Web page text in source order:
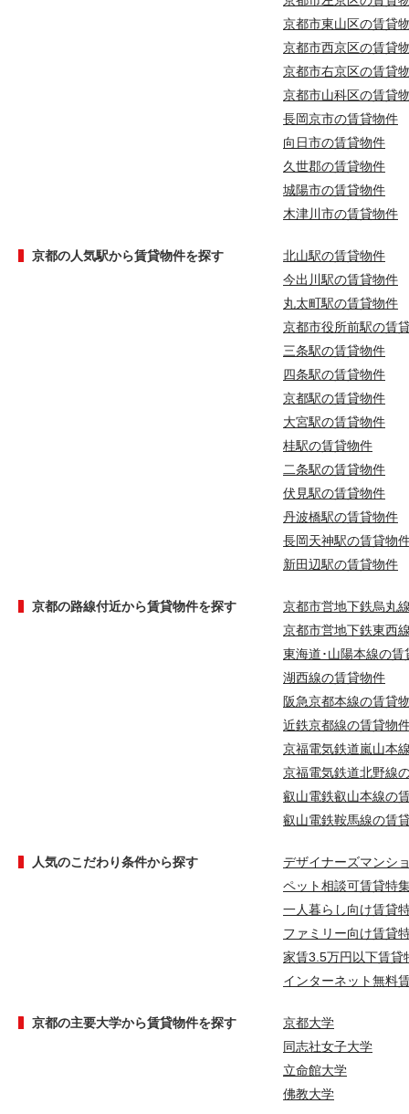
京都市東山区の賃貸
京都市西京区の賃貸
京都市右京区の賃貸
京都市山科区の賃貸
長岡京市の賃貸物件
向日市の賃貸物件
久世郡の賃貸物件
城陽市の賃貸物件
木津川市の賃貸物件
京都の人気駅から賃貸物件を探す
北山駅の賃貸物件
今出川駅の賃貸物件
丸太町駅の賃貸物件
京都市役所前駅の賃
三条駅の賃貸物件
四条駅の賃貸物件
京都駅の賃貸物件
大宮駅の賃貸物件
桂駅の賃貸物件
二条駅の賃貸物件
伏見駅の賃貸物件
丹波橋駅の賃貸物件
長岡天神駅の賃貸物
新田辺駅の賃貸物件
京都の路線付近から賃貸物件を探す
京都市営地下鉄烏丸
京都市営地下鉄東西
東海道･山陽本線の賃
湖西線の賃貸物件
阪急京都本線の賃貸
近鉄京都線の賃貸物
京福電気鉄道嵐山本
京福電気鉄道北野線
叡山電鉄叡山本線の
叡山電鉄鞍馬線の賃
人気のこだわり条件から探す
デザイナーズマンシ
ペット相談可賃貸特
一人暮らし向け賃貸
ファミリー向け賃貸
家賃3.5万円以下賃貸
インターネット無料
京都の主要大学から賃貸物件を探す
京都大学
同志社女子大学
立命館大学
佛教大学